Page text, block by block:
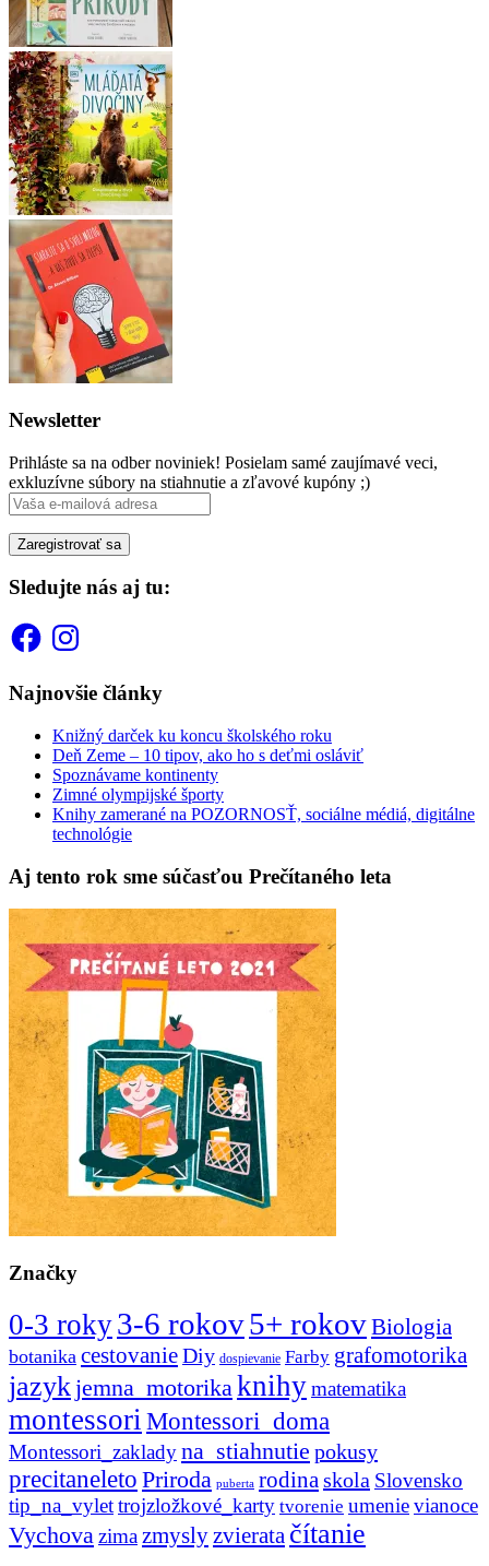
Newsletter
Prihláste sa na odber noviniek! Posielam samé zaujímavé veci,
exkluzívne súbory na stiahnutie a zľavové kupóny ;)
Sledujte nás aj tu:
FacebookInstagram
Najnovšie články
Knižný darček ku koncu školského roku
Deň Zeme – 10 tipov, ako ho s deťmi osláviť
Spoznávame kontinenty
Zimné olympijské športy
Knihy zamerané na POZORNOSŤ, sociálne médiá, digitálne
technológie
Aj tento rok sme súčasťou Prečítaného leta
Značky
0-3 roky3-6 rokov5+ rokovBiologia
botanika cestovanieDiy dospievanie Farby grafomotorika
jazykjemna_motorika knihymatematika
montessori Montessori_doma
Montessori_zakladyna_stiahnutie pokusy
precitaneleto Priroda puberta rodina skola Slovensko
tip_na_vylettrojzložkové_karty tvorenie umenievianoce
Vychova zima zmysly zvierata čítanie